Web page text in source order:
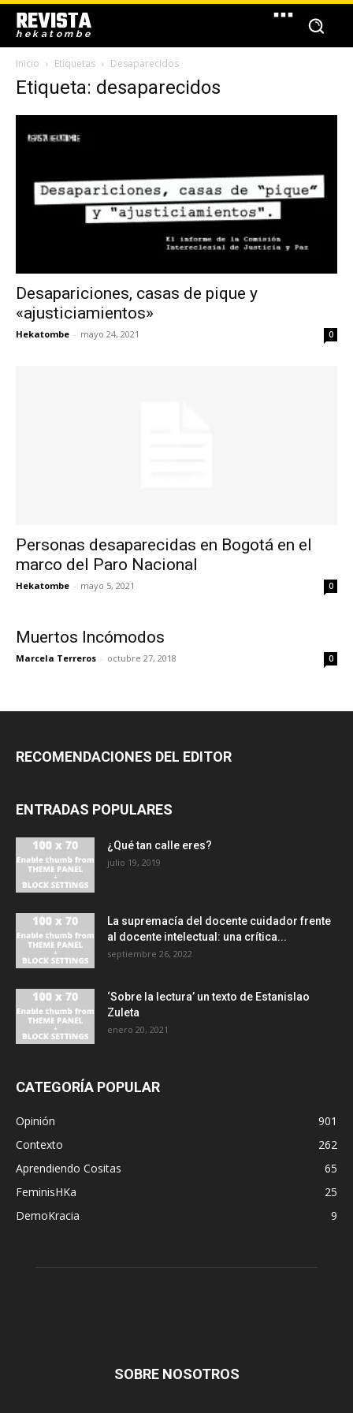
REVISTA
hekatombe
Inicio Etiquetas Desaparecidos
Etiqueta: desaparecidos
Desapariciones, casas de pique y
«ajusticiamientos»
Hekatombe - mayo 24, 2021 0
Personas desaparecidas en Bogotá en el
marco del Paro Nacional
Hekatombe - mayo 5, 2021 0
Muertos Incómodos
Marcela Terreros - octubre 27, 2018 0
RECOMENDACIONES DEL EDITOR
ENTRADAS POPULARES
¿Qué tan calle eres?
julio 19, 2019
La supremacía del docente cuidador frente
al docente intelectual: una crítica...
septiembre 26, 2022
‘Sobre la lectura’ un texto de Estanislao
Zuleta
enero 20, 2021
CATEGORÍA POPULAR
Opinión
901
Contexto
262
Aprendiendo Cositas
65
FeminisHKa
25
DemoKracia
9
SOBRE NOSOTROS